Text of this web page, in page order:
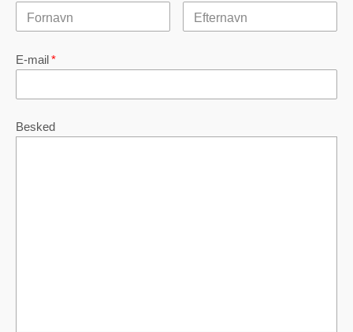
E-mail*
Besked